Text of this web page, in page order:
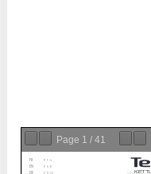
Page 1 /41